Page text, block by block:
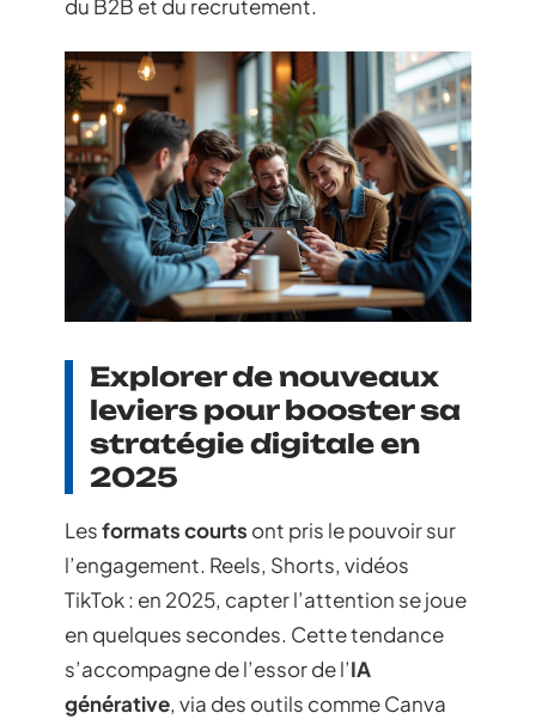
du B2B et du recrutement.
Explorer de nouveaux
leviers pour booster sa
stratégie digitale en
2025
Lesformats courts ont pris le pouvoir sur
l’engagement. Reels, Shorts, vidéos
TikTok : en 2025, capter l’attention se joue
en quelques secondes. Cette tendance
s’accompagne de l’essor de l’IA
générative, via des outils comme Canva